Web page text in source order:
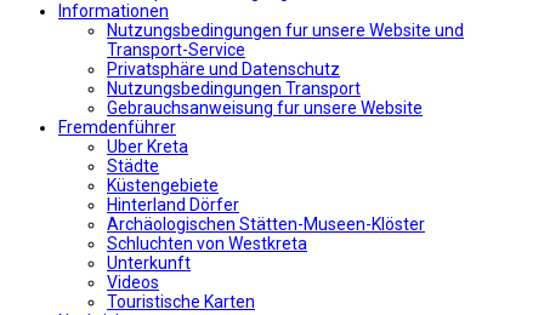
Informationen
Nutzungsbedingungen fur unsere Website und
Transport-Service
Privatsphäre und Datenschutz
Nutzungsbedingungen Transport
Gebrauchsanweisung fur unsere Website
Fremdenführer
Uber Kreta
Städte
Küstengebiete
Hinterland Dörfer
Archäologischen Stätten-Museen-Klöster
Schluchten von Westkreta
Unterkunft
Videos
Touristische Karten